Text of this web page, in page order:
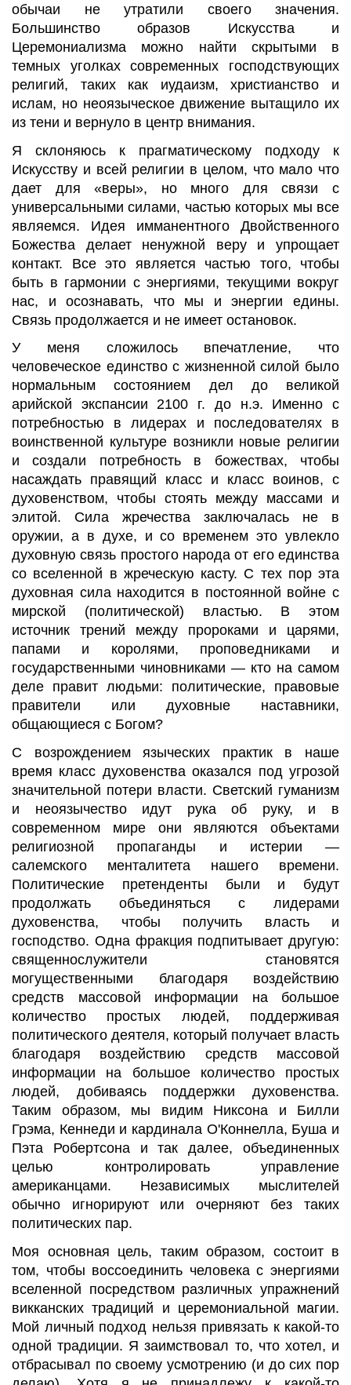
обычаи не утратили своего значения.
Большинство образов Искусства и
Церемониализма можно найти скрытыми в
темных уголках современных господствующих
религий, таких как иудаизм, христианство и
ислам, но неоязыческое движение вытащило их
из тени и вернуло в центр внимания.
Я склоняюсь к прагматическому подходу к
Искусству и всей религии в целом, что мало что
дает для «веры», но много для связи с
универсальными силами, частью которых мы все
являемся. Идея имманентного Двойственного
Божества делает ненужной веру и упрощает
контакт. Все это является частью того, чтобы
быть в гармонии с энергиями, текущими вокруг
нас, и осознавать, что мы и энергии едины.
Связь продолжается и не имеет остановок.
У меня сложилось впечатление, что
человеческое единство с жизненной силой было
нормальным состоянием дел до великой
арийской экспансии 2100 г. до н.э. Именно с
потребностью в лидерах и последователях в
воинственной культуре возникли новые религии
и создали потребность в божествах, чтобы
насаждать правящий класс и класс воинов, с
духовенством, чтобы стоять между массами и
элитой. Сила жречества заключалась не в
оружии, а в духе, и со временем это увлекло
духовную связь простого народа от его единства
со вселенной в жреческую касту. С тех пор эта
духовная сила находится в постоянной войне с
мирской (политической) властью. В этом
источник трений между пророками и царями,
папами и королями, проповедниками и
государственными чиновниками — кто на самом
деле правит людьми: политические, правовые
правители или духовные наставники,
общающиеся с Богом?
С возрождением языческих практик в наше
время класс духовенства оказался под угрозой
значительной потери власти. Светский гуманизм
и неоязычествоидут рука об руку, и в
современном мире они являются объектами
религиозной пропаганды и истерии —
салемского менталитета нашего времени.
Политические претенденты были и будут
продолжать объединяться с лидерами
духовенства, чтобы получить власть и
господство. Одна фракция подпитывает другую:
священнослужители становятся
могущественными благодаря воздействию
средств массовой информации на большое
количество простых людей, поддерживая
политического деятеля, который получает власть
благодаря воздействию средств массовой
информации на большое количество простых
людей, добиваясь поддержки духовенства.
Таким образом, мы видим Никсона и Билли
Грэма, Кеннеди и кардинала О'Коннелла, Буша и
Пэта
Робертсонаи так далее, объединенных
целью контролировать управление
американцами. Независимых мыслителей
обычно игнорируют или очерняют без таких
политических пар.
Моя основная цель, таким образом, состоит в
том, чтобы воссоединить человека с энергиями
вселенной посредством различных упражнений
викканских традиций и церемониальной магии.
Мой личный подход нельзя привязать к какой-то
одной традиции. Я заимствовал то, что хотел, и
отбрасывал по своему усмотрению (и до сих пор